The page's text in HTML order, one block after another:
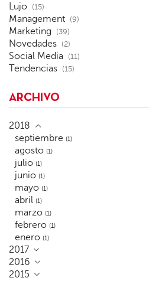
Lujo (15)
Management (9)
Marketing (39)
Novedades (2)
Social Media (11)
Tendencias (15)
ARCHIVO
2018
septiembre (1)
agosto (1)
julio (1)
junio (1)
mayo (1)
abril (1)
marzo (1)
febrero (1)
enero (1)
2017
2016
2015